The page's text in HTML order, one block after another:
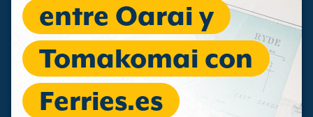
entre Oarai y
Tomakomai con
Ferries.es